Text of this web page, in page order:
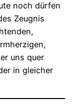
noch dürfen
Zeugnis
uns quer
in gleicher